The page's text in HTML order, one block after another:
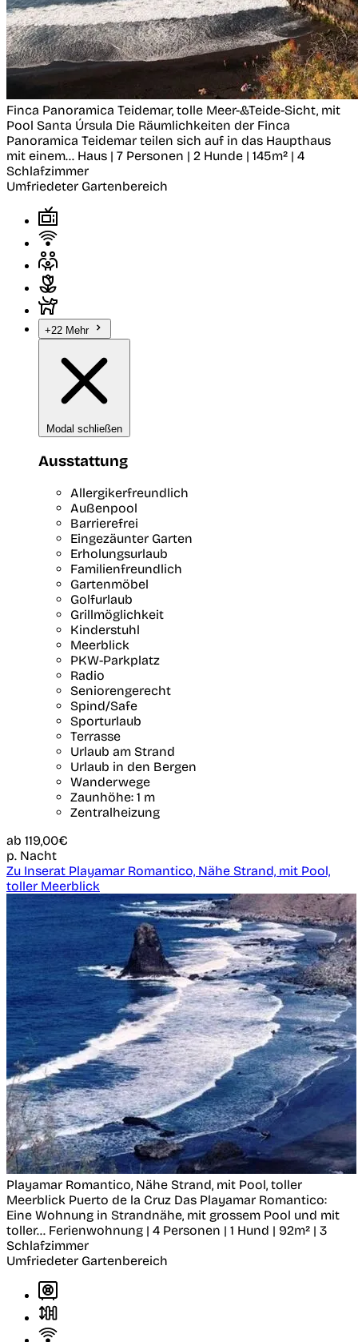
Finca Panoramica Teidemar, tolle Meer-&Teide-Sicht, mit
Pool Santa Úrsula Die Räumlichkeiten der Finca
Panoramica Teidemar teilen sich auf in das Haupthaus
mit einem... Haus | 7 Personen | 2 Hunde | 145m² | 4
Schlafzimmer
Umfriedeter Gartenbereich
+22 Mehr
Modal schließen
Ausstattung
Allergikerfreundlich
Außenpool
Barrierefrei
Eingezäunter Garten
Erholungsurlaub
Familienfreundlich
Gartenmöbel
Golfurlaub
Grillmöglichkeit
Kinderstuhl
Meerblick
PKW-Parkplatz
Radio
Seniorengerecht
Spind/Safe
Sporturlaub
Terrasse
Urlaub am Strand
Urlaub in den Bergen
Wanderwege
Zaunhöhe: 1 m
Zentralheizung
ab 119,00€
p. Nacht
Zu Inserat Playamar Romantico, Nähe Strand, mit Pool,
toller Meerblick
Playamar Romantico, Nähe Strand, mit Pool, toller
Meerblick Puerto de la Cruz Das Playamar Romantico:
Eine Wohnung in Strandnähe, mit grossem Pool und mit
toller... Ferienwohnung | 4 Personen | 1 Hund | 92m² | 3
Schlafzimmer
Umfriedeter Gartenbereich